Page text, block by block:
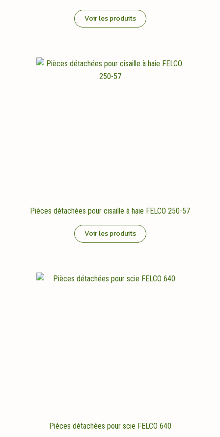
Voir les produits
Pièces détachées pour cisaille à haie FELCO 250-57
Voir les produits
Pièces détachées pour scie FELCO 640